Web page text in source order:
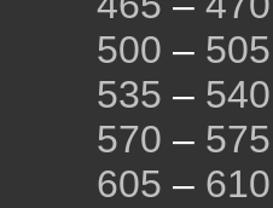
500 – 505
535 – 540
570 – 575
605 – 610